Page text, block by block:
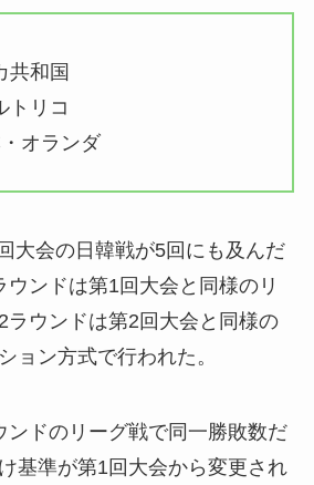
共和国
トリコ
オランダ
大会の日韓戦が5回にも及んだ
ウンドは第1回大会と同様のリ
ラウンドは第2回大会と同様の
ョン方式で行われた。
ンドのリーグ戦で同一勝敗数だ
基準が第1回大会から変更され